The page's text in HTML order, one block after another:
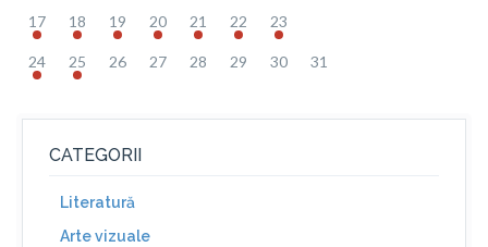
17 18 19 20 21 22 23
24 25 26 27 28 29 30 31
CATEGORII
Literatură
Arte vizuale